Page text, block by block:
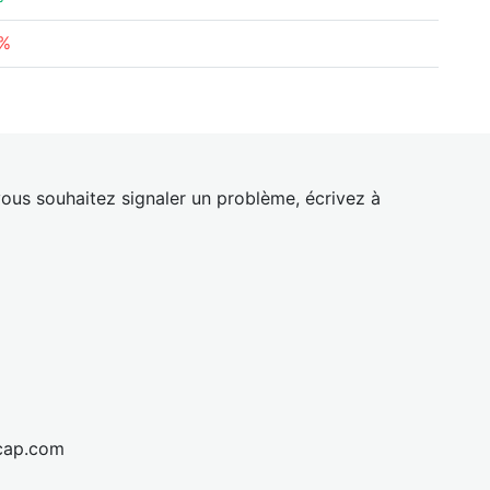
souhaitez signaler un problème, écrivez à